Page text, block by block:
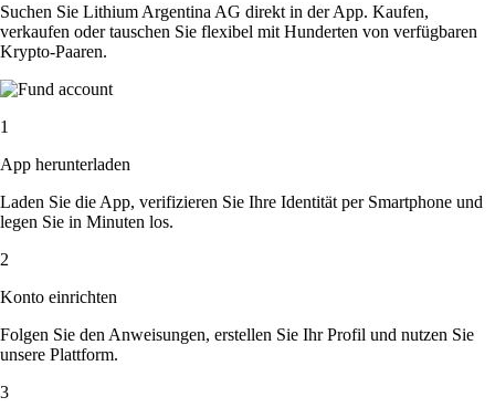
Suchen Sie Lithium Argentina AG direkt in der App. Kaufen,
verkaufen oder tauschen Sie flexibel mit Hunderten von verfügbaren
Krypto-Paaren.
1
App herunterladen
Laden Sie die App, verifizieren Sie Ihre Identität per Smartphone und
legen Sie in Minuten los.
2
Konto einrichten
Folgen Sie den Anweisungen, erstellen Sie Ihr Profil und nutzen Sie
unsere Plattform.
3